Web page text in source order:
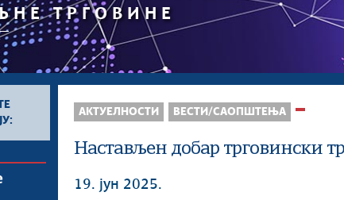
ТРГОВИНЕ
АКТУЕЛНОСТИ ВЕСТИ/САОПШТЕЊА
Настављен добар трговински
19. јун 2025.